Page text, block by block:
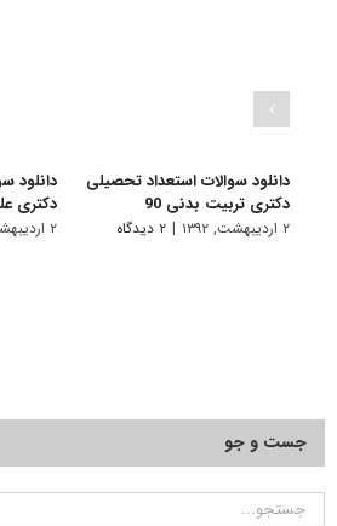
دانلود سوالات استعداد تحصیلی
دکتری تربیت بدنی 90
۲ اردیبهشت, ۱۳۹۲ | ۲ دیدگاه
دانلود
دکتری
۲ اردیبهشت, ۱۳۹۲
جست و جو
جستجو